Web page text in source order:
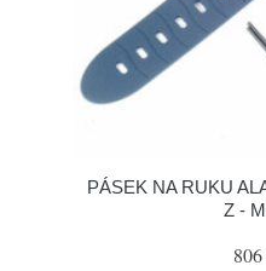
PÁSEK NA RUKU
Z -